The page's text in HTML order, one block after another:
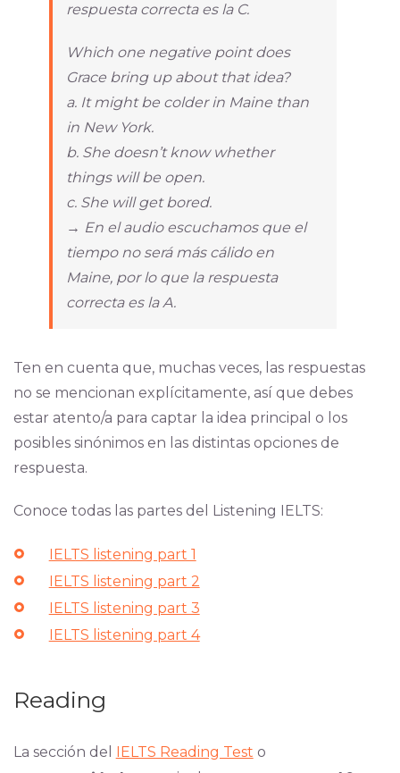
respuesta correcta es la C.
Which one negative point does
Grace bring up about that idea?
a. It might be colder in Maine than
in New York.
b. She doesn’t know whether
things will be open.
c. She will get bored.
→ En el audio escuchamos que el
tiempo no será más cálido en
Maine, por lo que la respuesta
correcta es la A.
Ten en cuenta que, muchas veces, las respuestas
no se mencionan explícitamente, así que debes
estar atento/a para captar la idea principal o los
posibles sinónimos en las distintas opciones de
respuesta.
Conoce todas las partes del Listening IELTS:
IELTS listening part 1
IELTS listening part 2
IELTS listening part 3
IELTS listening part 4
Reading
La sección del IELTS Reading Test o